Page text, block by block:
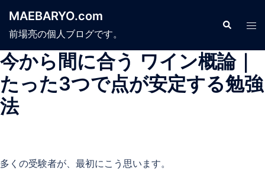
ン
ツ
へ
ス
キ
MAEBARYO.com
前場亮の個人ブログです。
検
索
ト
ル
メ
ニ
今から間に合う ワイン概論｜
たった3つで点が安定する勉強
法
多くの受験者が、最初にこう思います。